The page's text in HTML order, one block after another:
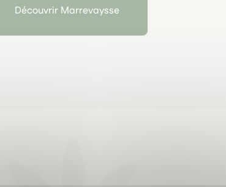
engagement rare, que nous avons choisi de
Découvrir Marrevaysse